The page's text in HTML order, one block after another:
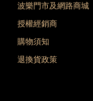
波樂門市及網路商城
授權經銷商
購物須知
退換貨政策